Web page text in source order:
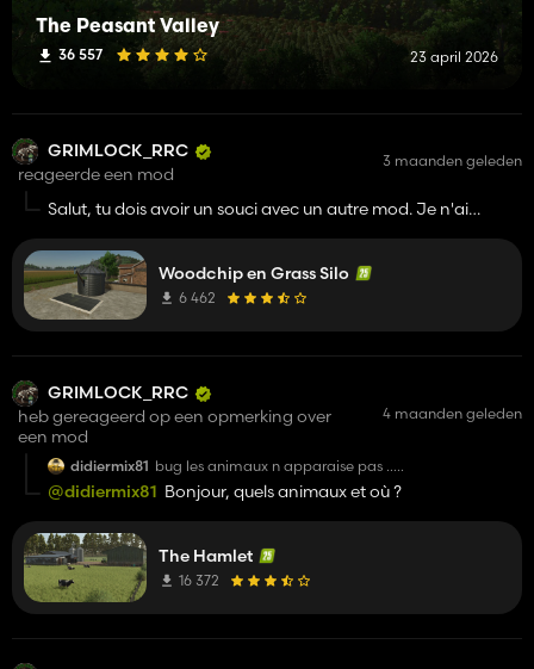
The Peasant Valley
36 557 23 april 2026
GRIMLOCK_RRC
reageerde een mod
3 maanden geleden
Salut, tu dois avoir un souci avec un autre mod. Je n'ai
Woodchip en Grass Silo
6 462
GRIMLOCK_RRC
heb gereageerd op een opmerking over
een mod
4 maanden geleden
didiermix81 bug les animaux n apparaise pas .....
@didiermix81 Bonjour, quels animaux et où ?
The Hamlet
16 372